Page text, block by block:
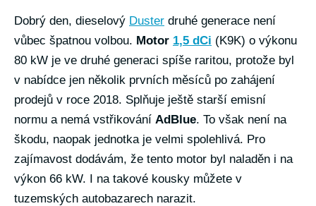
Dobrý den, dieselový Duster druhé generace není
vůbec špatnou volbou. Motor 1,5 dCi (K9K) o výkonu
80 kW je ve druhé generaci spíše raritou, protože byl
v nabídce jen několik prvních měsíců po zahájení
prodejů v roce 2018. Splňuje ještě starší emisní
normu a nemá vstřikování AdBlue. To však není na
škodu, naopak jednotka je velmi spolehlivá. Pro
zajímavost dodávám, že tento motor byl naladěn i na
výkon 66 kW. I na takové kousky můžete v
tuzemských autobazarech narazit.